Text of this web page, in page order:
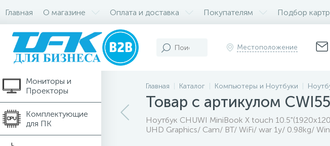
Главная О магазине Оплата и доставка Покупателям Подбор
Местоположение
Компьютеры и
Ноутбуки
Мониторы и
Проекторы
Комплектующие
для ПК
Главная Каталог Компьютеры и Ноутбуки
Товар с артикулом
Ноутбук CHUWI MiniBook X touch
UHD Graphics/ Cam/ BT/ WiFi/ war 1y/ 0.98kg/